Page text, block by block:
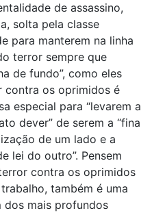
de assassino,
solta pela classe
para manterem na linha
terror sempre que
de fundo”, como eles
contra os oprimidos é
especial para “levarem a
dever” de serem a “fina
de um lado e a
lei do outro”. Pensem
contra os oprimidos
também é uma
dos mais profundos